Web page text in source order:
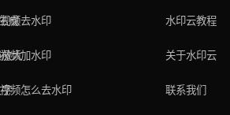
成
大
视频去水印
视频加水印
视频怎么去水印
水印云教程
关于水印云
联系我们